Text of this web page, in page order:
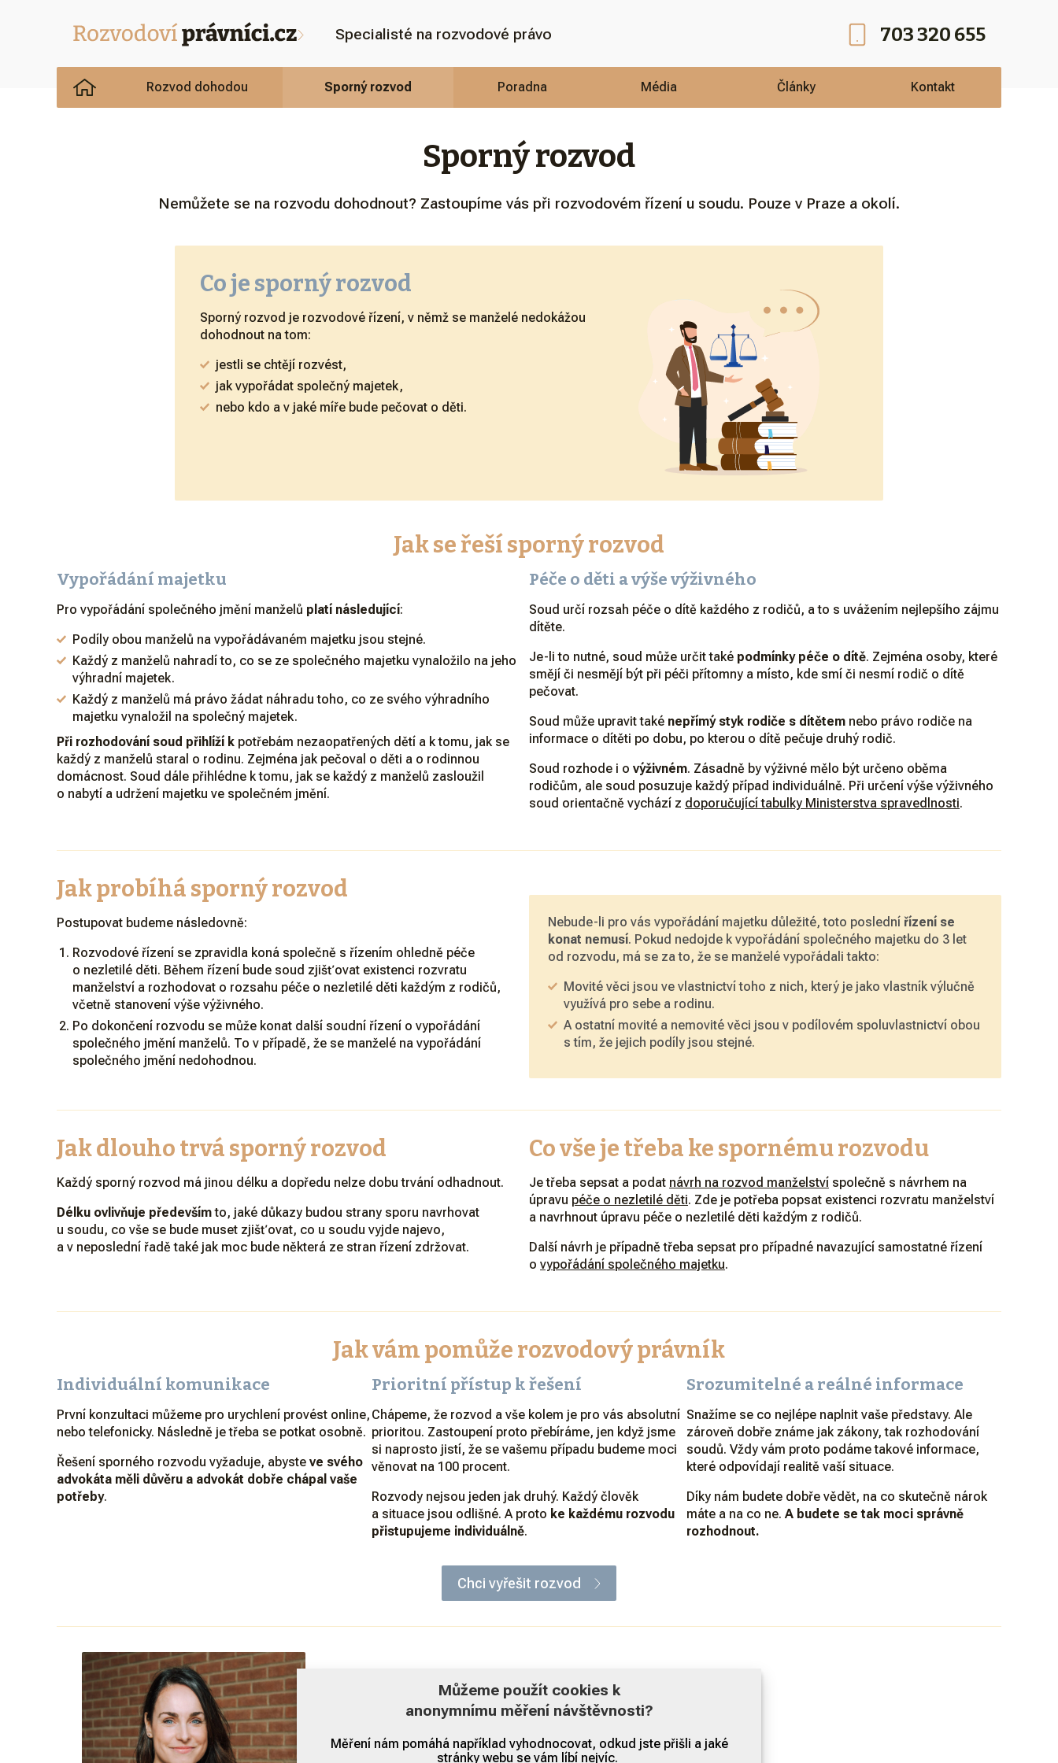
Můžeme použít cookies k
anonymnímu měření návštěvnosti?
Měření nám pomáhá například vyhodnocovat, odkud jste přišli a jaké
stránky webu se vám líbí nejvíc.
Specialisté na rozvodové právo 703 320 655
Rozvod dohodou Sporný rozvod Poradna Média Články Kontakt
Sporný rozvod
Nemůžete se na rozvodu dohodnout? Zastoupíme vás při rozvodovém řízení u soudu. Pouze v Praze a okolí.
Co je sporný rozvod
Sporný rozvod je rozvodové řízení, v němž se manželé nedokážou
dohodnout na tom:
jestli se chtějí rozvést,
jak vypořádat společný majetek,
nebo kdo a v jaké míře bude pečovat o děti.
Jak se řeší sporný rozvod
Vypořádání majetku
Pro vypořádání společného jmění manželů platí následující:
Podíly obou manželů na vypořádávaném majetku jsou stejné.
Každý z manželů nahradí to, co se ze společného majetku vynaložilo na jeho
výhradní majetek.
Každý z manželů má právo žádat náhradu toho, co ze svého výhradního
majetku vynaložil na společný majetek.
Při rozhodování soud přihlíží k potřebám nezaopatřených dětí a k tomu, jak se
každý z manželů staral o rodinu. Zejména jak pečoval o děti a o rodinnou
domácnost. Soud dále přihlédne k tomu, jak se každý z manželů zasloužil
o nabytí a udržení majetku ve společném jmění.
Péče o děti a výše výživného
Soud určí rozsah péče o dítě každého z rodičů, a to s uvážením nejlepšího zájmu
dítěte.
Je-li to nutné, soud může určit také podmínky péče o dítě. Zejména osoby, které
smějí či nesmějí být při péči přítomny a místo, kde smí či nesmí rodič o dítě
pečovat.
Soud může upravit také nepřímý styk rodiče s dítětem nebo právo rodiče na
informace o dítěti po dobu, po kterou o dítě pečuje druhý rodič.
Soud rozhode i o výživném. Zásadně by výživné mělo být určeno oběma
rodičům, ale soud posuzuje každý případ individuálně. Při určení výše výživného
soud orientačně vychází z doporučující tabulky Ministerstva spravedlnosti.
Jak probíhá sporný rozvod
Postupovat budeme následovně:
Rozvodové řízení se zpravidla koná společně s řízením ohledně péče
o nezletilé děti. Během řízení bude soud zjišťovat existenci rozvratu
manželství a rozhodovat o rozsahu péče o nezletilé děti každým z rodičů,
včetně stanovení výše výživného.
Po dokončení rozvodu se může konat další soudní řízení o vypořádání
společného jmění manželů. To v případě, že se manželé na vypořádání
společného jmění nedohodnou.
Nebude-li pro vás vypořádání majetku důležité, toto poslední řízení se
konat nemusí. Pokud nedojde k vypořádání společného majetku do 3 let
od rozvodu, má se za to, že se manželé vypořádali takto:
Movité věci jsou ve vlastnictví toho z nich, který je jako vlastník výlučně
využívá pro sebe a rodinu.
A ostatní movité a nemovité věci jsou v podílovém spoluvlastnictví obou
s tím, že jejich podíly jsou stejné.
Jak dlouho trvá sporný rozvod
Každý sporný rozvod má jinou délku a dopředu nelze dobu trvání odhadnout.
Délku ovlivňuje předevšímto, jaké důkazy budou strany sporu navrhovat
u soudu, co vše se bude muset zjišťovat, co u soudu vyjde najevo,
a v neposlední řadě také jak moc bude některá ze stran řízení zdržovat.
Co vše je třeba ke spornému rozvodu
Je třeba sepsat a podat návrh na rozvod manželství společně s návrhem na
úpravu péče o nezletilé děti. Zde je potřeba popsat existenci rozvratu manželství
a navrhnout úpravu péče o nezletilé děti každým z rodičů.
Další návrh je případně třeba sepsat pro případné navazující samostatné řízení
o vypořádání společného majetku.
Jak vám pomůže rozvodový právník
Individuální komunikace
První konzultaci můžeme pro urychlení provést online,
nebo telefonicky. Následně je třeba se potkat osobně.
Řešení sporného rozvodu vyžaduje, abyste ve svého
advokáta měli důvěru a advokát dobře chápal vaše
potřeby.
Prioritní přístup k řešení
Chápeme, že rozvod a vše kolem je pro vás absolutní
prioritou. Zastoupení proto přebíráme, jen když jsme
si naprosto jistí, že se vašemu případu budeme moci
věnovat na 100 procent.
Rozvody nejsou jeden jak druhý. Každý člověk
a situace jsou odlišné. A proto ke každému rozvodu
přistupujeme individuálně.
Srozumitelné a reálné informace
Snažíme se co nejlépe naplnit vaše představy. Ale
zároveň dobře známe jak zákony, tak rozhodování
soudů. Vždy vám proto podáme takové informace,
které odpovídají realitě vaší situace.
Díky nám budete dobře vědět, na co skutečně nárok
máte a na co ne. A budete se tak moci správně
rozhodnout.
Chci vyřešit rozvod
Mgr. Věra Kovandová
Očekávat můžete osobní přístup a komunikaci přímo s advokátkou.